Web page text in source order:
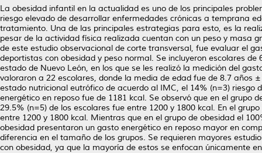
La obesidad infantil en la actualidad es uno de los principales
riesgo elevado de desarrollar enfermedades crónicas a temprana
tratamiento. Una de las principales estrategias para esto, es la
pesar de la actividad física realizada cuentan con un peso y masa
de este estudio observacional de corte transversal, fue evaluar el
deportistas con obesidad y peso normal. Se incluyeron escolares
estado de Nuevo León, en los que se les realizó la medición del
valoraron a 22 escolares, donde la media de edad fue de 8.7 años
estado nutricional eutrófico de acuerdo al IMC, el 14% (n=3) riesgo
energético en reposo fue de 1181 kcal. Se observó que en el grupo
29.5% (n=5) de los escolares fue entre 1200 y 1800 kcal. En el
entre 1200 y 1800 kcal. Mientras que en el grupo de obesidad el
obesidad presentaron un gasto energético en reposo mayor en
diferencia en el tamaño de los grupos. Se requieren mayores
con obesidad, ya que la mayoría de estos se enfocan únicamente